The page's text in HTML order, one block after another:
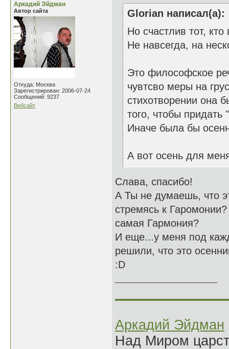
Аркадий Эйдман
Автор сайта
Откуда: Москва
Зарегистрирован: 2006-07-24
Сообщений: 9237
Вебсайт
Glorian написал(а):
Но счастлив тот, кто
Не навсегда, на
Это философское
чувтсво меры на
стихотворении она
того, чтобы
Иначе была бы
А вот осень для
Слава, спасибо!
А Ты не думаешь, что
стремясь к
самая Гармония?
И еще...у меня под
решили, что это
:D
Аркадий Эйдман
Над Миром